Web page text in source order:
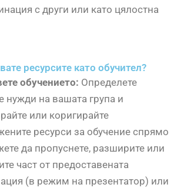
с други или като цялостна
ресурсите като обучител?
обучението: Определете
нужди на вашата група и
или коригирайте
ресурси за обучение спрямо
да пропуснете, разширите или
част от предоставената
(в режим на презентатор) или